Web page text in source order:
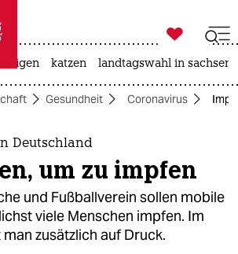
taz zahl ich
taz zahl ich

taz zahl ich
katzen landtagswahl in
Gesundheit Coronavirus
Deutschland
um zu impfen
und Fußballverein sollen mobile
viele Menschen impfen. Im
zusätzlich auf Druck.